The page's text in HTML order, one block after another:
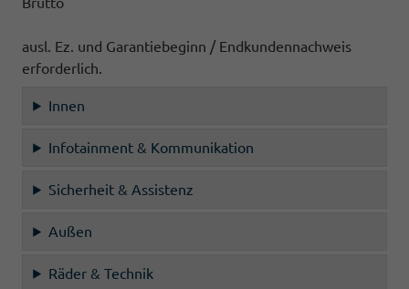
ausl. Ez. und Garantiebeginn / Endkundennachweis
erforderlich.
Innen
Infotainment & Kommunikation
Sicherheit & Assistenz
Außen
Räder & Technik